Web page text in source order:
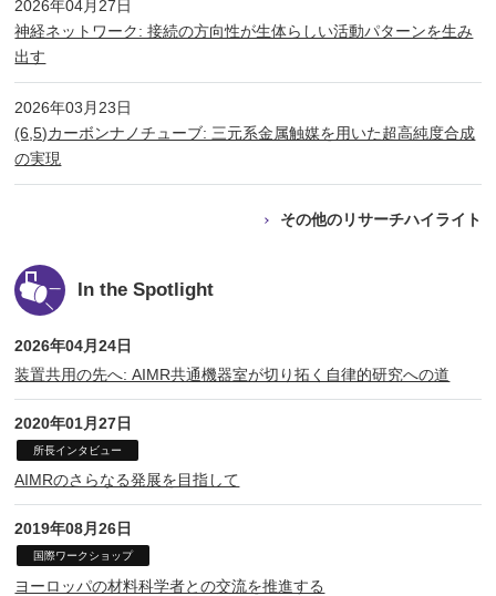
2026年04月27日
神経ネットワーク: 接続の方向性が生体らしい活動パターンを生み
出す
2026年03月23日
(6,5)カーボンナノチューブ: 三元系金属触媒を用いた超高純度合成
の実現
その他のリサーチハイライト
In the Spotlight
2026年04月24日
装置共用の先へ: AIMR共通機器室が切り拓く自律的研究への道
2020年01月27日
所長インタビュー
AIMRのさらなる発展を目指して
2019年08月26日
国際ワークショップ
ヨーロッパの材料科学者との交流を推進する